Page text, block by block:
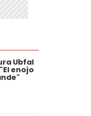
Ubfal
enojo